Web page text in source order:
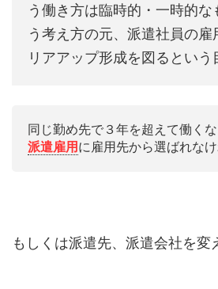
う働き方は臨時的・一時的
う考え方の元、派遣社員の雇
リアアップ形成を図るという
同じ勤め先で３年を超えて働く
派遣雇用に雇用先から選ばれなけ
もしくは派遣先、派遣会社を変